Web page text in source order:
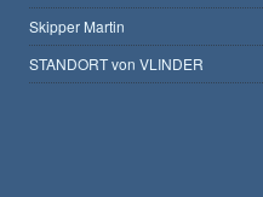
Skipper Martin
STANDORT von VLINDER